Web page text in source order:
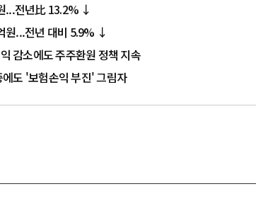
...전년比 13.2% ↓
원...전년 대비 5.9% ↓
감소에도 주주환원 정책 지속
도 '보험손익 부진' 그림자